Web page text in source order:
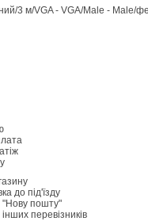
3 м/VGA - VGA/Male - Male/
до під'їзду
"Нову пошту"
перевізників